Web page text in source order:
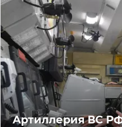
Артиллерия ВС